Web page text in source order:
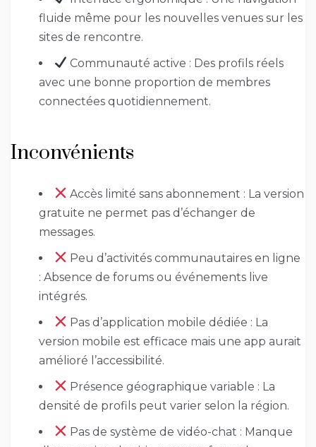
fluide même pour les nouvelles venues sur les
sites de rencontre.
Communauté active : Des profils réels
avec une bonne proportion de membres
connectées quotidiennement.
Inconvénients
Accès limité sans abonnement : La version
gratuite ne permet pas d’échanger de
messages.
Peu d’activités communautaires en ligne
: Absence de forums ou événements live
intégrés.
Pas d’application mobile dédiée : La
version mobile est efficace mais une app aurait
amélioré l’accessibilité.
Présence géographique variable : La
densité de profils peut varier selon la région.
Pas de système de vidéo-chat : Manque